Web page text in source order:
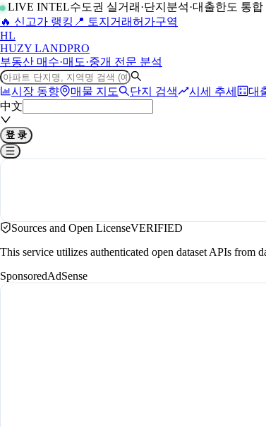
LIVE INTEL수도권 실거래·단지분석·대출한도 통
🔥 신고가 랭킹 📍 토지거래허가구역
HL
HUZY LANDPRO
부동산 매수·매도·중개 전문 분석
시장 동향 매물 지도 단지 검색 시세 추세
대
中文
登 录
Sources and Open LicenseVERIFIED
This service utilizes authenticated open dataset APIs
SponsoredAdSense